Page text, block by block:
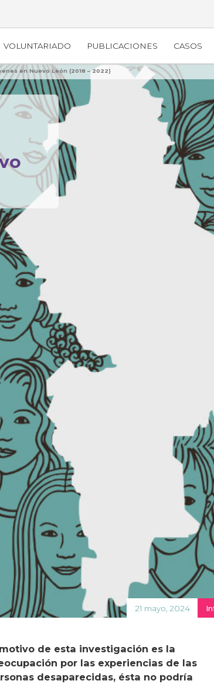
VOLUNTARIADO PUBLICACIONES CASOS
en Nuevo León (2018 – 2022)
21 mayo, 2024
de esta investigación es la
por las experiencias de las
desaparecidas, ésta no podría